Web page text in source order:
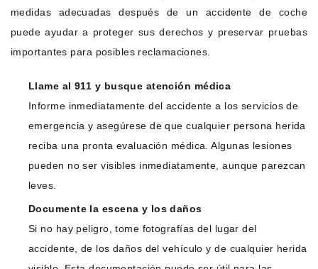
medidas adecuadas después de un accidente de coche
puede ayudar a proteger sus derechos y preservar pruebas
importantes para posibles reclamaciones.
Llame al 911 y busque atención médica
Informe inmediatamente del accidente a los servicios de
emergencia y asegúrese de que cualquier persona herida
reciba una pronta evaluación médica. Algunas lesiones
pueden no ser visibles inmediatamente, aunque parezcan
leves.
Documente la escena y los daños
Si no hay peligro, tome fotografías del lugar del
accidente, de los daños del vehículo y de cualquier herida